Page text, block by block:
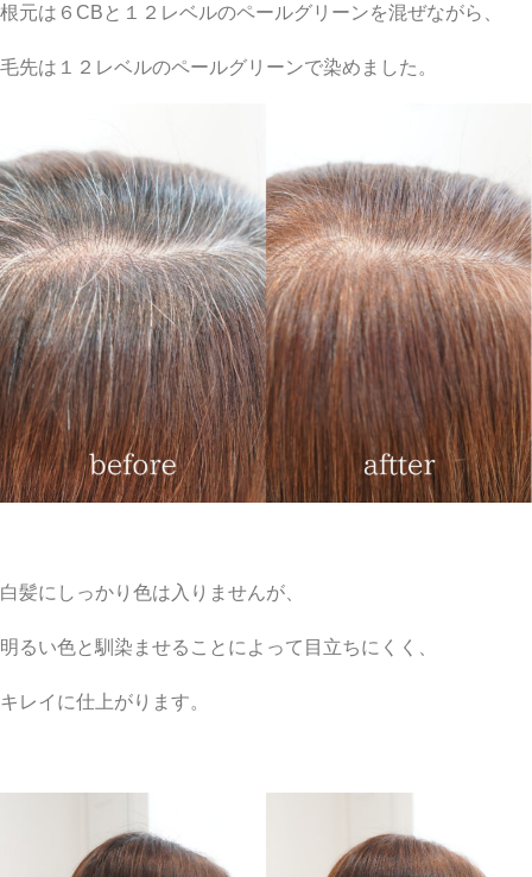
根元は６CBと１２レベルのペールグリーンを混ぜながら、
毛先は１２レベルのペールグリーンで染めました。
白髪にしっかり色は入りませんが、
明るい色と馴染ませることによって目立ちにくく、
キレイに仕上がります。